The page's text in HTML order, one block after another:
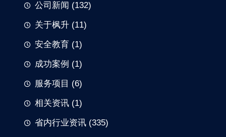
公司新闻 (132)
关于枫升 (11)
安全教育 (1)
成功案例 (1)
服务项目 (6)
相关资讯 (1)
省内行业资讯 (335)